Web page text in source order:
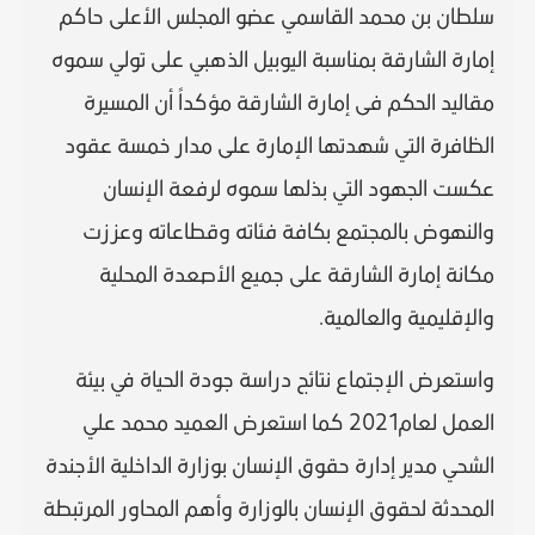
سلطان بن محمد القاسمي عضو المجلس الأعلى حاكم
إمارة الشارقة بمناسبة اليوبيل الذهبي على تولي سموه
مقاليد الحكم فى إمارة الشارقة مؤكداً أن المسيرة
الظافرة التي شهدتها الإمارة على مدار خمسة عقود
عكست الجهود التي بذلها سموه لرفعة الإنسان
والنهوض بالمجتمع بكافة فئاته وقطاعاته وعززت
مكانة إمارة الشارقة على جميع الأصعدة المحلية
والإقليمية والعالمية.
واستعرض الإجتماع نتائج دراسة جودة الحياة في بيئة
العمل لعام2021 كما استعرض العميد محمد علي
الشحي مدير إدارة حقوق الإنسان بوزارة الداخلية الأجندة
المحدثة لحقوق الإنسان بالوزارة وأهم المحاور المرتبطة